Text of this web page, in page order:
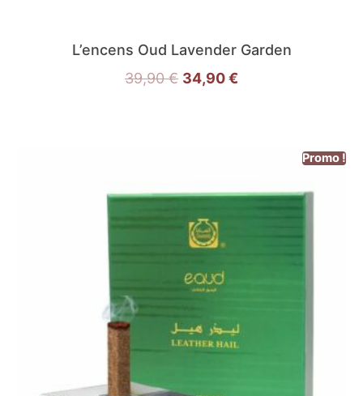
L’encens Oud Lavender Garden
39,90€ 34,90€
Promo !